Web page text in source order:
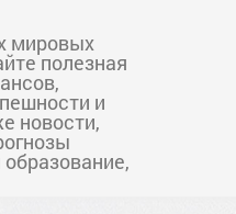
мировых
полезная
и
новости,